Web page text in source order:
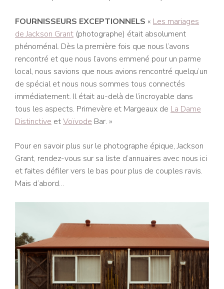
FOURNISSEURS EXCEPTIONNELS « Les mariages
de Jackson Grant (photographe) était absolument
phénoménal. Dès la première fois que nous l’avons
rencontré et que nous l’avons emmené pour un parme
local, nous savions que nous avions rencontré quelqu’un
de spécial et nous nous sommes tous connectés
immédiatement. Il était au-delà de l’incroyable dans
tous les aspects. Primevère et Margeaux de La Dame
Distinctive etVoïvode Bar. »
Pour en savoir plus sur le photographe épique, Jackson
Grant, rendez-vous sur sa liste d’annuaires avec nous ici
et faites défiler vers le bas pour plus de couples ravis.
Mais d’abord…